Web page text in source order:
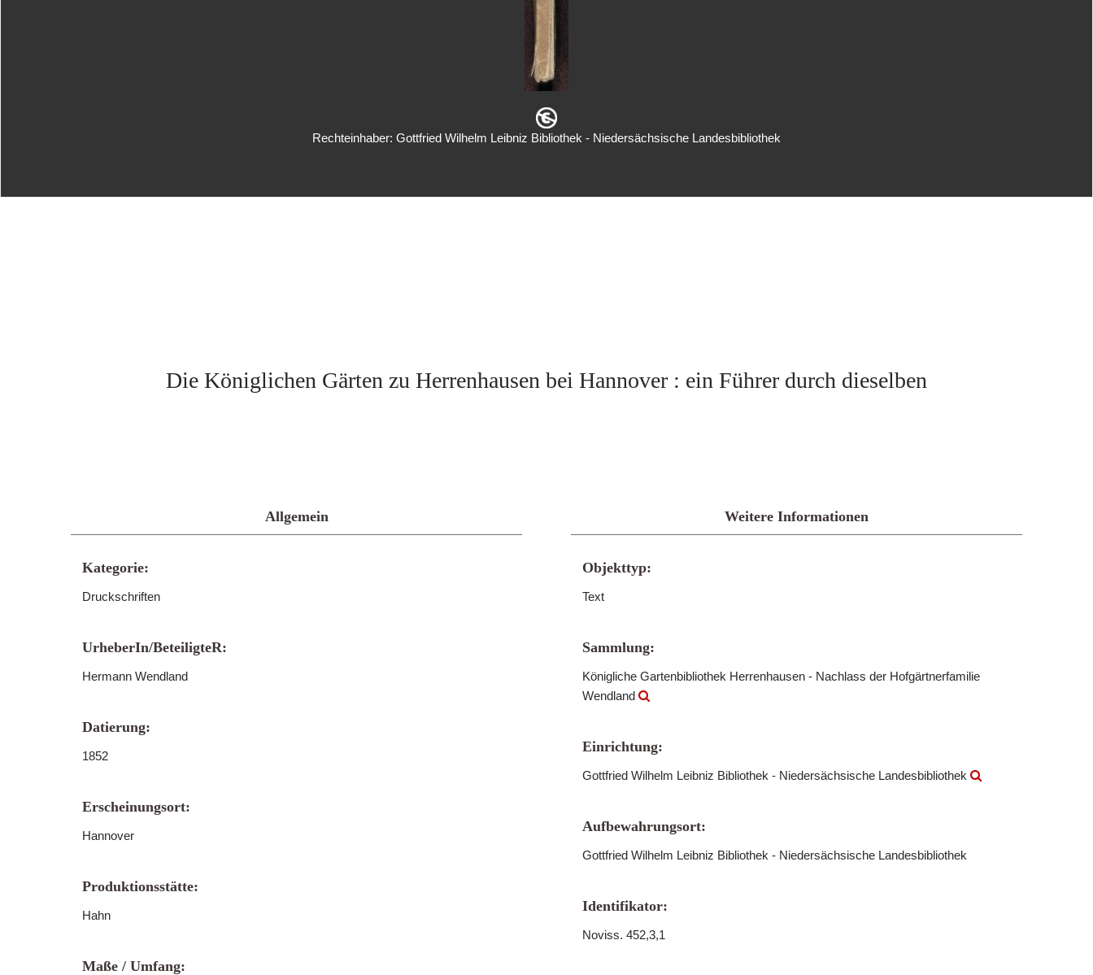
Rechteinhaber: Gottfried Wilhelm Leibniz Bibliothek - Niedersächsische Landesbibliothek
Die Königlichen Gärten zu Herrenhausen bei Hannover : ein Führer durch dieselben
Allgemein
Kategorie:
Druckschriften
UrheberIn/BeteiligteR:
Hermann Wendland
Datierung:
1852
Erscheinungsort:
Hannover
Produktionsstätte:
Hahn
Maße / Umfang:
Weitere Informationen
Objekttyp:
Text
Sammlung:
Königliche Gartenbibliothek Herrenhausen - Nachlass der Hofgärtnerfamilie
Wendland
Einrichtung:
Gottfried Wilhelm Leibniz Bibliothek - Niedersächsische Landesbibliothek
Aufbewahrungsort:
Gottfried Wilhelm Leibniz Bibliothek - Niedersächsische Landesbibliothek
Identifikator:
Noviss. 452,3,1